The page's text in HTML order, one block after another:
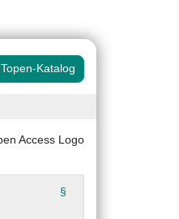
Katalog
§